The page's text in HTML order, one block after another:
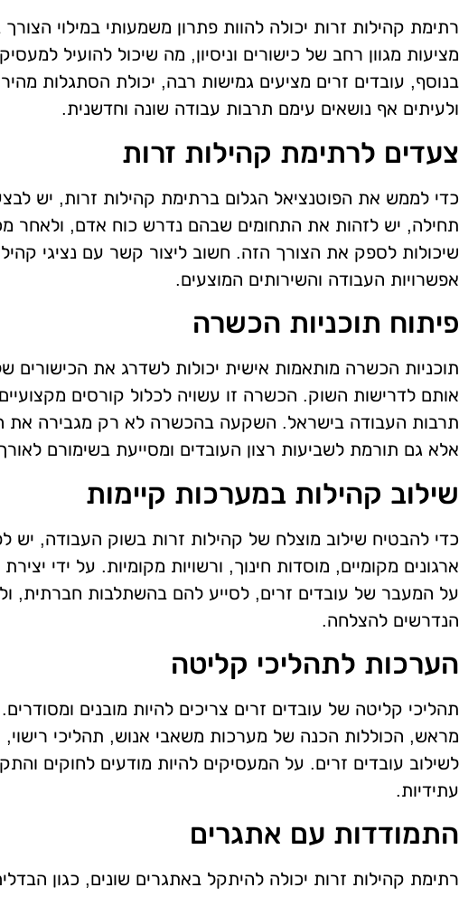
רתימת קהילות זרות יכולה להוות פתרון משמעותי במילוי
מציעות מגוון רחב של כישורים וניסיון, מה שיכול להועיל
בנוסף, עובדים זרים מציעים גמישות רבה, יכולת הסתגלות
ולעיתים אף נושאים עימם תרבות עבודה שונה וחדשנית.
צעדים לרתימת קהילות זרות
כדי לממש את הפוטנציאל הגלום ברתימת קהילות זרות, יש
תחילה, יש לזהות את התחומים שבהם נדרש כוח אדם, ולאחר
שיכולות לספק את הצורך הזה. חשוב ליצור קשר עם נציגי
אפשרויות העבודה והשירותים המוצעים.
פיתוח תוכניות הכשרה
תוכניות הכשרה מותאמות אישית יכולות לשדרג את הכישורים
אותם לדרישות השוק. הכשרה זו עשויה לכלול קורסים
תרבות העבודה בישראל. השקעה בהכשרה לא רק מגבירה את
אלא גם תורמת לשביעות רצון העובדים ומסייעת בשימורם
שילוב קהילות במערכות קיימות
כדי להבטיח שילוב מוצלח של קהילות זרות בשוק העבודה, יש
ארגונים מקומיים, מוסדות חינוך, ורשויות מקומיות. על ידי
על המעבר של עובדים זרים, לסייע להם בהשתלבות חברתית,
הנדרשים להצלחה.
הערכות לתהליכי קליטה
תהליכי קליטה של עובדים זרים צריכים להיות מובנים
מראש, הכוללות הכנה של מערכות משאבי אנוש, תהליכי רישוי,
לשילוב עובדים זרים. על המעסיקים להיות מודעים לחוקים
עתידיות.
התמודדות עם אתגרים
רתימת קהילות זרות יכולה להיתקל באתגרים שונים, כגון